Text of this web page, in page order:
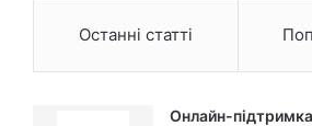
Останні статті
Онлайн-